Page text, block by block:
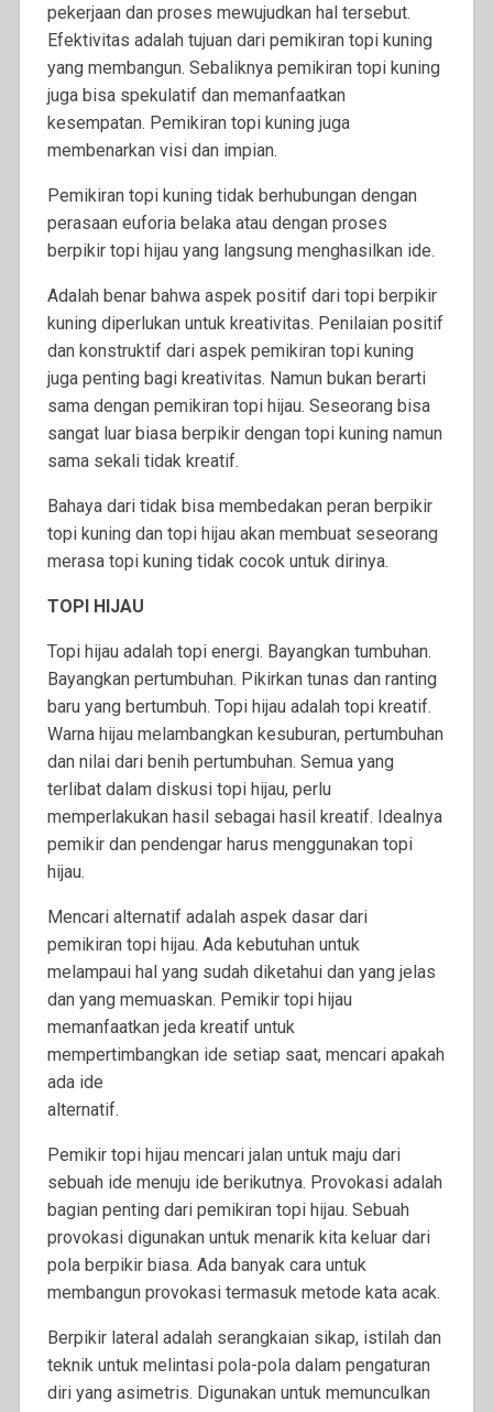
pekerjaan dan proses mewujudkan hal tersebut.
Efektivitas adalah tujuan dari pemikiran topi kuning
yang membangun. Sebaliknya pemikiran topi kuning
juga bisa spekulatif dan memanfaatkan
kesempatan. Pemikiran topi kuning juga
membenarkan visi dan impian.
Pemikiran topi kuning tidak berhubungan dengan
perasaan euforia belaka atau dengan proses
berpikir topi hijau yang langsung menghasilkan ide.
Adalah benar bahwa aspek positif dari topi berpikir
kuning diperlukan untuk kreativitas. Penilaian positif
dan konstruktif dari aspek pemikiran topi kuning
juga penting bagi kreativitas. Namun bukan berarti
sama dengan pemikiran topi hijau. Seseorang bisa
sangat luar biasa berpikir dengan topi kuning namun
sama sekali tidak kreatif.
Bahaya dari tidak bisa membedakan peran berpikir
topi kuning dan topi hijau akan membuat seseorang
merasa topi kuning tidak cocok untuk dirinya.
TOPI HIJAU
Topi hijau adalah topi energi. Bayangkan tumbuhan.
Bayangkan pertumbuhan. Pikirkan tunas dan ranting
baru yang bertumbuh. Topi hijau adalah topi kreatif.
Warna hijau melambangkan kesuburan, pertumbuhan
dan nilai dari benih pertumbuhan. Semua yang
terlibat dalam diskusi topi hijau, perlu
memperlakukan hasil sebagai hasil kreatif. Idealnya
pemikir dan pendengar harus menggunakan topi
hijau.
Mencari alternatif adalah aspek dasar dari
pemikiran topi hijau. Ada kebutuhan untuk
melampaui hal yang sudah diketahui dan yang jelas
dan yang memuaskan. Pemikir topi hijau
memanfaatkan jeda kreatif untuk
mempertimbangkan ide setiap saat, mencari apakah
ada ide
alternatif.
Pemikir topi hijau mencari jalan untuk maju dari
sebuah ide menuju ide berikutnya. Provokasi adalah
bagian penting dari pemikiran topi hijau. Sebuah
provokasi digunakan untuk menarik kita keluar dari
pola berpikir biasa. Ada banyak cara untuk
membangun provokasi termasuk metode kata acak.
Berpikir lateral adalah serangkaian sikap, istilah dan
teknik untuk melintasi pola-pola dalam pengaturan
diri yang asimetris. Digunakan untuk memunculkan